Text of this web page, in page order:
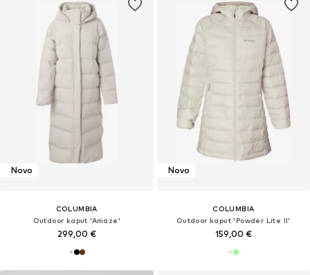
Novo
COLUMBIA
Outdoor kaput 'Amaze'
299,00 €
Novo
COLUMBIA
Outdoor kaput 'Powder Lite II'
159,00 €